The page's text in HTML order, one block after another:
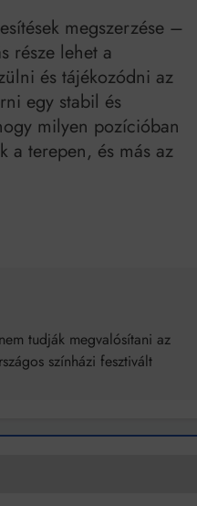
megszerzése –
része lehet a
és tájékozódni az
egy stabil és
milyen pozícióban
a terepen, és más az
tudják megvalósítani az
színházi fesztivált